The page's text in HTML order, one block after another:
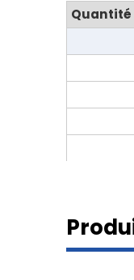
Quantité